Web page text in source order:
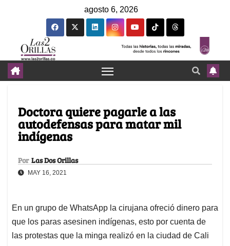
agosto 6, 2026
Doctora quiere pagarle a las
autodefensas para matar mil
indígenas
Por Las Dos Orillas
MAY 16, 2021
En un grupo de WhatsApp la cirujana ofreció dinero para
que los paras asesinen indígenas, esto por cuenta de
las protestas que la minga realizó en la ciudad de Cali